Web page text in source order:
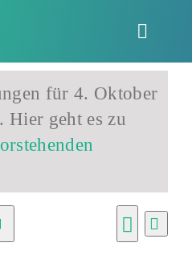
Toggle
für 4. Oktober
Hier geht es zu
Suche
Tag